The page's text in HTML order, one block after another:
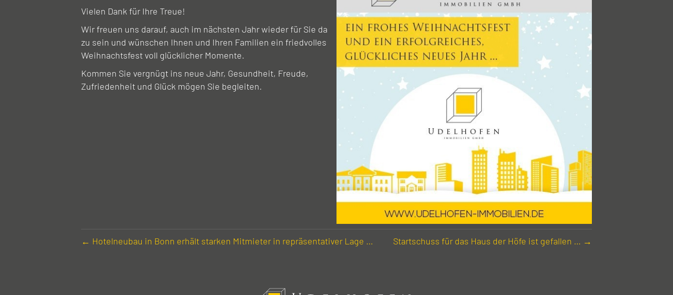
Vielen Dank für Ihre Treue!
Wir freuen uns darauf, auch im nächsten Jahr wieder für Sie da
zu sein und wünschen Ihnen und Ihren Familien ein friedvolles
Weihnachtsfest voll glücklicher Momente.
Kommen Sie vergnügt ins neue Jahr, Gesundheit, Freude,
Zufriedenheit und Glück mögen Sie begleiten.
← Hotel­neubau in Bonn erhält starken Mitmieter in repräsen­tativer Lage … Start­schuss für das Haus der Höfe ist gefallen … →